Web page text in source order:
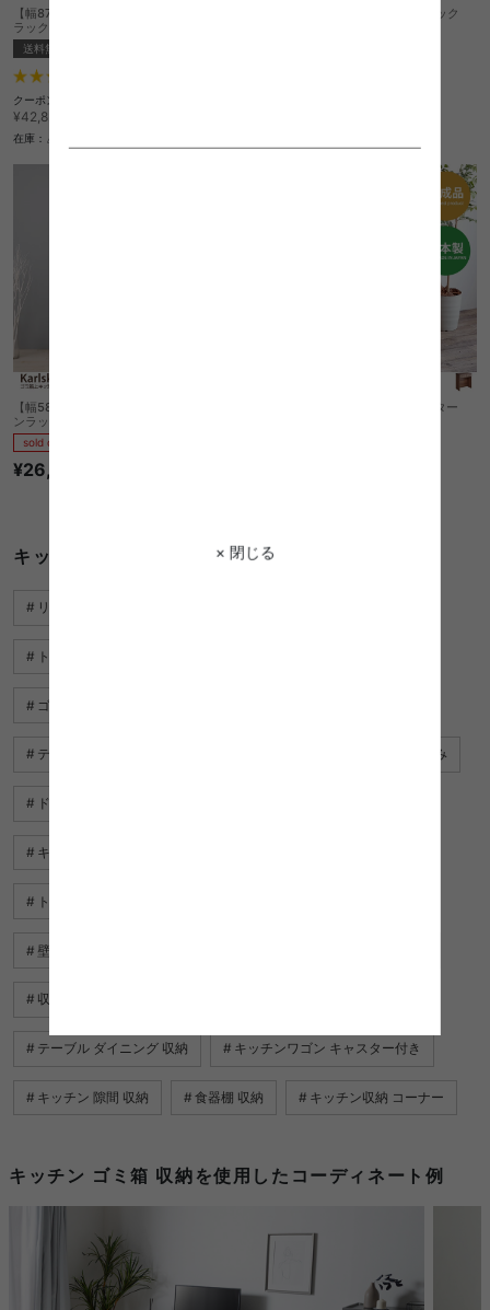
× 閉じる
【幅87cm】Moskosel ゴミ箱上キッチン
ラック
送料無料
クーポン利用で
¥42,820→
在庫：△
【幅62cm】BY CAGE キッチンラック
【幅58cm】 Karlskrona ゴミ箱上キッチ
ンラック
sold out
¥26,320
【幅81cm】Mont オープンカウンター
キッチン ゴミ箱 収納に関するキーワード
リモコン 収納
トイ レットペーパー 収納 おしゃれ
ゴミ箱 ラック
テレビ台 壁面 収納 収納 折りたたみ
ドレッサー 収納
キッチン収納 棚 おしゃれ
トランク 収納
壁 収納棚
収納 ベッド セミ シングル
テーブル ダイニング 収納 キッチンワゴン キャスター付き
キッチン 隙間 収納 食器棚 収納 キッチン収納 コーナー
キッチン ゴミ箱 収納を使用したコーディネート例